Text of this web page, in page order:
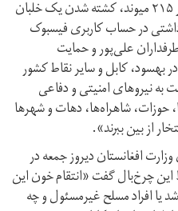
سمیع سادات، فرمانده قول‌اردو/لشکر ۲۱۵ میوند، کشته شدن یک خلبان
در حساب کاربری فیسبوک
علی‌پور و حمایت
بهسود، کابل و سایر نقاط کشور
به نیروهای امنیتی و دفاعی
حوزات، شاهراه‌ها، دهات و شهرها
از بین ببرند».
افغانستان دیروز جمعه در
چرخ‌بال گفت «انتقام خون این
یا افراد مسلح غیرمسئول و چه